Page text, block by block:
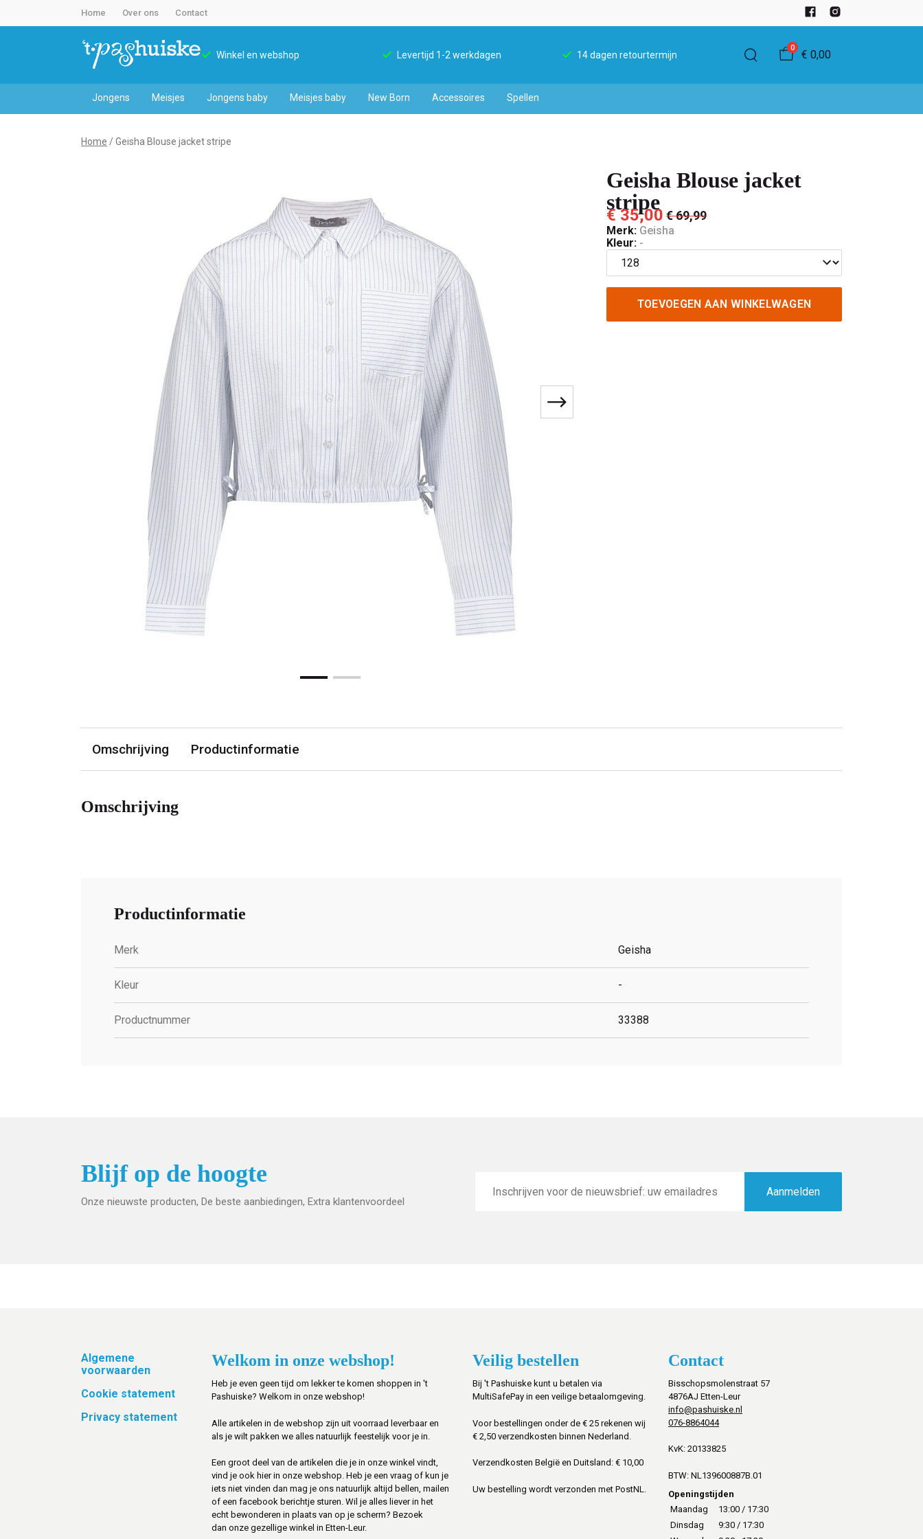
Home Over ons Contact
Winkel en webshop Levertijd 1-2 werkdagen 14 dagen retourtermijn
0
€ 0,00
Jongens Meisjes Jongens baby Meisjes baby New Born Accessoires Spellen
Geisha
Home Geisha Blouse jacket stripe
Geisha Blouse jacket
stripe
€ 35,00 € 69,99
Merk: Geisha
Kleur: -
TOEVOEGEN AAN WINKELWAGEN
Omschrijving Productinformatie
Omschrijving
Productinformatie
Merk Geisha
Kleur -
Productnummer 33388
Blijf op de hoogte
Onze nieuwste producten, De beste aanbiedingen, Extra klantenvoordeel
mailadres
Aanmelden
Footer
Algemene
voorwaarden
Cookie statement
Privacy statement
Welkom in onze webshop!
Heb je even geen tijd om lekker te komen shoppen in 't
Pashuiske? Welkom in onze webshop!
Alle artikelen in de webshop zijn uit voorraad leverbaar en
als je wilt pakken we alles natuurlijk feestelijk voor je in.
Een groot deel van de artikelen die je in onze winkel vindt,
vind je ook hier in onze webshop. Heb je een vraag of kun je
iets niet vinden dan mag je ons natuurlijk altijd bellen, mailen
of een facebook berichtje sturen. Wil je alles liever in het
echt bewonderen in plaats van op je scherm? Bezoek
dan onze gezellige winkel in Etten-Leur.
Veilig bestellen
Bij 't Pashuiske kunt u betalen via
MultiSafePay in een veilige betaalomgeving.
Voor bestellingen onder de € 25 rekenen wij
€ 2,50 verzendkosten binnen Nederland.
Verzendkosten België en Duitsland: € 10,00
Uw bestelling wordt verzonden met PostNL.
Contact
Bisschopsmolenstraat 57
4876AJ Etten-Leur
info@pashuiske.nl
076-8864044
KvK: 20133825
BTW: NL139600887B.01
Openingstijden
Maandag
13:00 / 17:30
Dinsdag
9:30 / 17:30